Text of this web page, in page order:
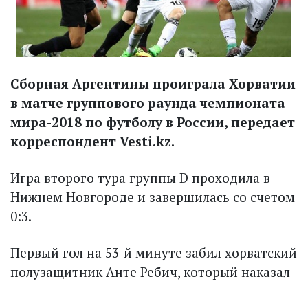
Сборная Аргентины проиграла Хорватии
в матче группового раунда чемпионата
мира-2018 по футболу в России, передает
корреспондент Vesti.kz.
Игра второго тура группы D проходила в
Нижнем Новгороде и завершилась со счетом
0:3.
Первый гол на 53-й минуте забил хорватский
полузащитник Анте Ребич, который наказал